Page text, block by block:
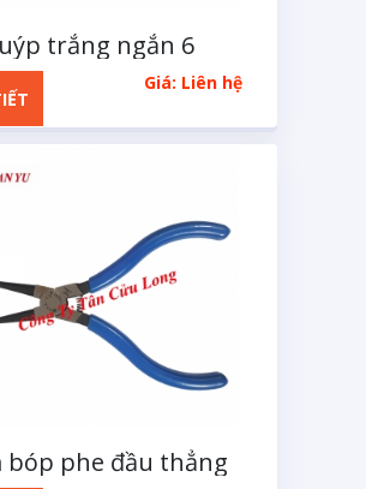
trắng ngắn 6
1/2 inchs 14 chi tiết
Giá: Liên hệ
bóp phe đầu thẳng